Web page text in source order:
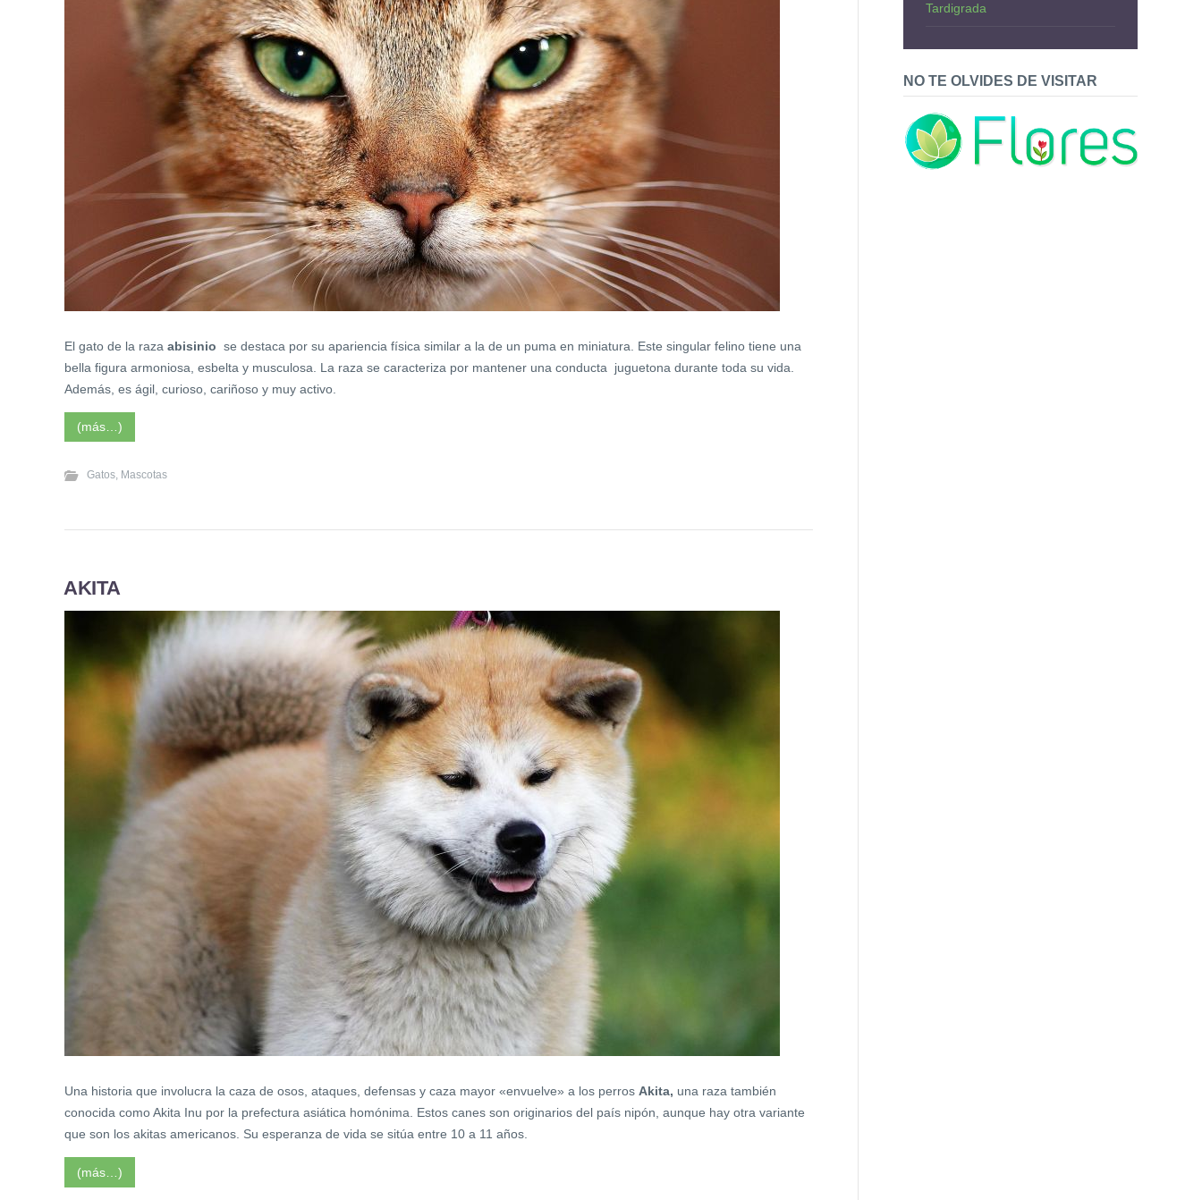
El gato de la raza abisinio se destaca por su apariencia física similar a la de un puma en miniatura. Este singular felino tiene una
bella figura armoniosa, esbelta y musculosa. La raza se caracteriza por mantener una conducta juguetona durante toda su vida.
Además, es ágil, curioso, cariñoso y muy activo.
(más…)
Gatos, Mascotas
AKITA
Una historia que involucra la caza de osos, ataques, defensas y caza mayor «envuelve» a los perros Akita, una raza también
conocida como Akita Inu por la prefectura asiática homónima. Estos canes son originarios del país nipón, aunque hay otra variante
que son los akitas americanos. Su esperanza de vida se sitúa entre 10 a 11 años.
(más…)
Tardigrada
NO TE OLVIDES DE VISITAR